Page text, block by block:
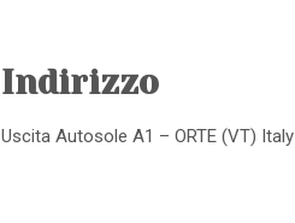
Indirizzo
Uscita Autosole A1 – ORTE (VT) Italy